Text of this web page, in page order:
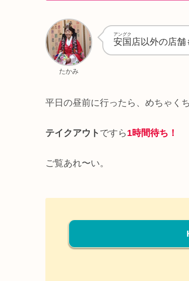
たかみ
安国
アングク
店以外の店舗
平日の昼前に行ったら、めちゃく
テイクアウト ですら 1時間待ち！
ご覧あれ〜い。